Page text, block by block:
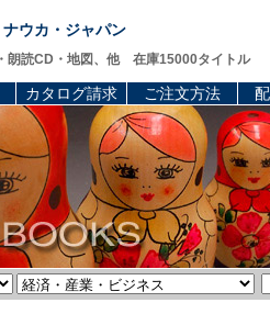
ナウカ・ジャパン
朗読CD・地図、他 在庫15000タイトル
カタログ請求 ご注文方法